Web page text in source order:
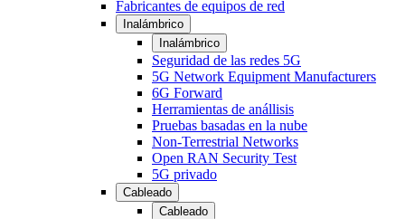
Fabricantes de equipos de red
Inalámbrico
Inalámbrico
Seguridad de las redes 5G
5G Network Equipment Manufacturers
6G Forward
Herramientas de anállisis
Pruebas basadas en la nube
Non-Terrestrial Networks
Open RAN Security Test
5G privado
Cableado
Cableado